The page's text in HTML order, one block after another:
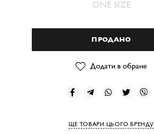
ONE SIZE
ПРОДАНО
Додати в обране
ЩЕ ТОВАРИ ЦЬОГО БРЕНДУ